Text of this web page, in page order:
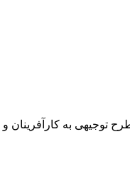
طرح توجیهی به